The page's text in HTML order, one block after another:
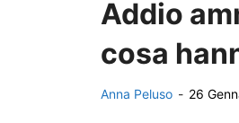
Addio
cosa
Anna Peluso - 26